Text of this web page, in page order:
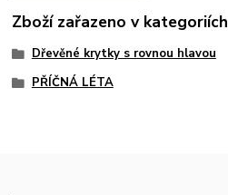
Zboží zařazeno v kategoriích
Dřevěné krytky s rovnou hlavou
PŘÍČNÁ LÉTA